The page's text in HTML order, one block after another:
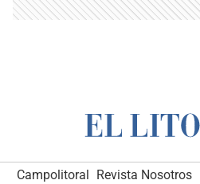
Campolitoral Revista Nosotros